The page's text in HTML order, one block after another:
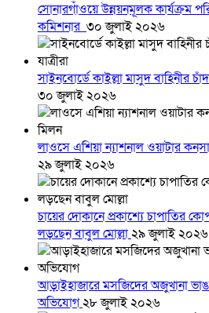
সোনারগাঁওয়ে উন্নয়নমূলক কার্যক্রম
কমিশনার ৩০ জুলাই ২০২৬
সাইনবোর্ডে কাইল্লা মাসুদ বাহিনীর
৩০ জুলাই ২০২৬
লাওসে এশিয়া ন্যাশনাল ওয়াটার
২৯ জুলাই ২০২৬
চায়ের দোকানে প্রকাশ্যে চাপাতির
লড়ছেন বাবুল মোল্লা২৯ জুলাই ২০২৬
আড়াইহাজারে মস‌জি‌দের অজুখানা
অভিযোগ২৮ জুলাই ২০২৬